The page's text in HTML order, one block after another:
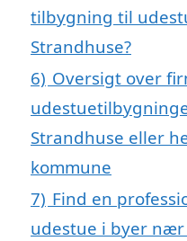
tilbygning til
Strandhuse?
6) Oversigt over
Strandhuse eller
kommune
7) Find en
udestue i byer